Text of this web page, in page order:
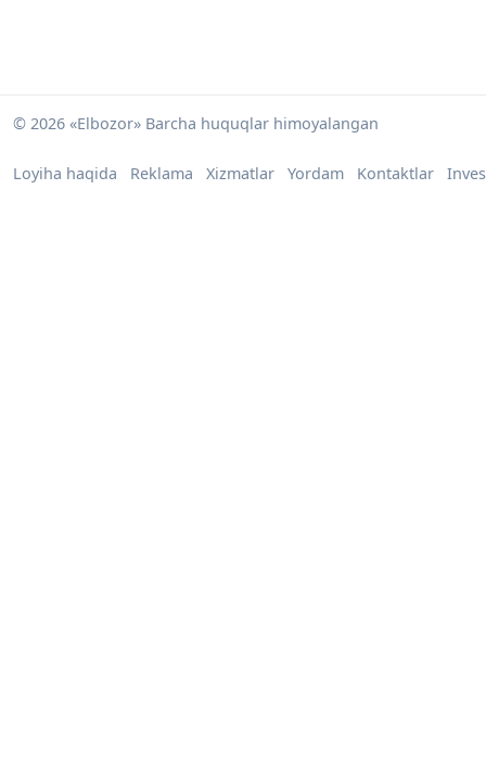
© 2026 «Elbozor» Barcha huquqlar himoyalangan
Loyiha haqida Reklama Xizmatlar Yordam Kontaktlar